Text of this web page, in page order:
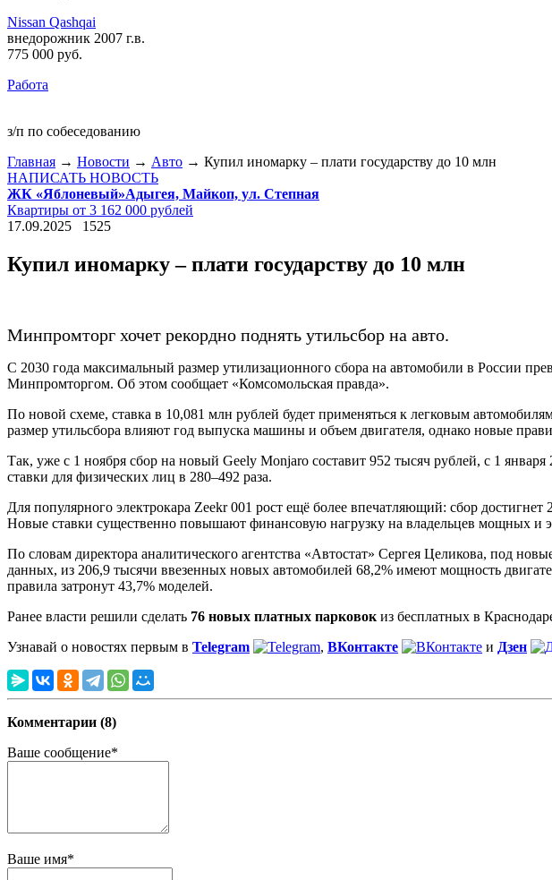
Nissan Qashqai
внедорожник 2007 г.в.
775 000 руб.
Работа
з/п по собеседованию
Главная → Новости → Авто → Купил иномарку – плати государству до 10 млн
НАПИСАТЬ НОВОСТЬ
ЖК «Яблоневый»Адыгея, Майкоп, ул. Степная
Квартиры от 3 162 000 рублей
17.09.2025
1525
Купил иномарку – плати государству до 10 млн
Минпромторг хочет рекордно поднять утильсбор на авто.
С 2030 года максимальный размер утилизационного сбора на автомобили в России
Минпромторгом. Об этом сообщает «Комсомольская правда».
По новой схеме, ставка в 10,081 млн рублей будет применяться к легковым
размер утильсбора влияют год выпуска машины и объем двигателя, однако новые
Так, уже с 1 ноября сбор на новый Geely Monjaro составит 952 тысяч рублей, с 1
ставки для физических лиц в 280–492 раза.
Для популярного электрокара Zeekr 001 рост ещё более впечатляющий: сбор
Новые ставки существенно повышают финансовую нагрузку на владельцев мощных и
По словам директора аналитического агентства «Автостат» Сергея Целикова, под
данных, из 206,9 тысячи ввезенных новых автомобилей 68,2% имеют мощность
правила затронут 43,7% моделей.
Ранее власти решили сделать 76 новых платных парковок из бесплатных в
Узнавай о новостях первым в Telegram , ВКонтакте и Дзен
Комментарии (8)
Ваше сообщение*
Ваше имя*